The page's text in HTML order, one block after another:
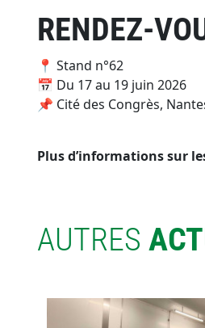
RENDEZ-
📍 Stand n°62
📅 Du 17 au 19 juin 2026
📌 Cité des Congrès,
Plus d’informations sur
AUTRES